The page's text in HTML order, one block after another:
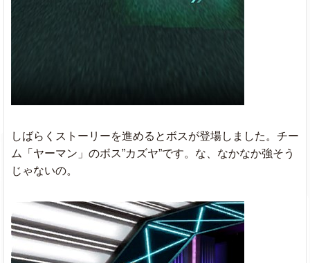
しばらくストーリーを進めるとボスが登場しました。チー
ム「ヤーマン」のボス”カズヤ”です。な、なかなか強そう
じゃないの。